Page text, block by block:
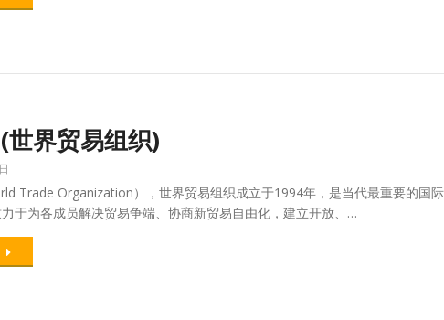
世界贸易组织)
Trade Organization），世界贸易组织成立于1994年，是当代最重要的国
于为各成员解决贸易争端、协商新贸易自由化，建立开放、…